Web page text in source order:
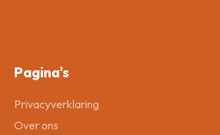
Pagina's
Privacyverklaring
Over ons